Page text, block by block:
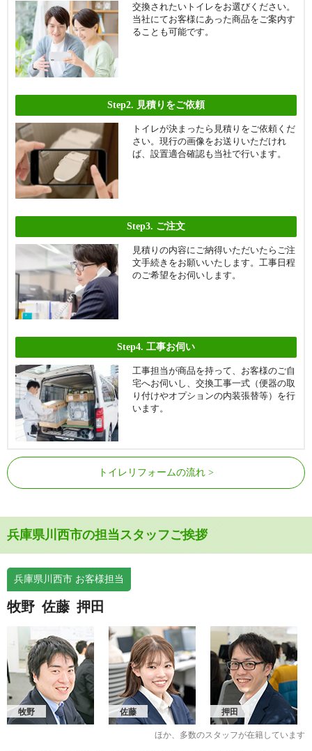
交換されたいトイレをお選びください。
当社にてお客様にあった商品をご案内す
ることも可能です。
Step2. 見積りをご依頼
トイレが決まったら見積りをご依頼くだ
さい。現行の画像をお送りいただけれ
ば、設置適合確認も当社で行います。
Step3. ご注文
見積りの内容にご納得いただいたらご注
文手続きをお願いいたします。工事日程
のご希望をお伺いします。
Step4. 工事お伺い
工事担当が商品を持って、お客様のご自
宅へお伺いし、交換工事一式（便器の取
り付けやオプションの内装張替等）を行
います。
トイレリフォームの流れ
兵庫県川西市の担当スタッフご挨拶
兵庫県川西市 お客様担当
牧野 佐藤 押田
牧野 佐藤 押田
ほか、多数のスタッフが在籍しています